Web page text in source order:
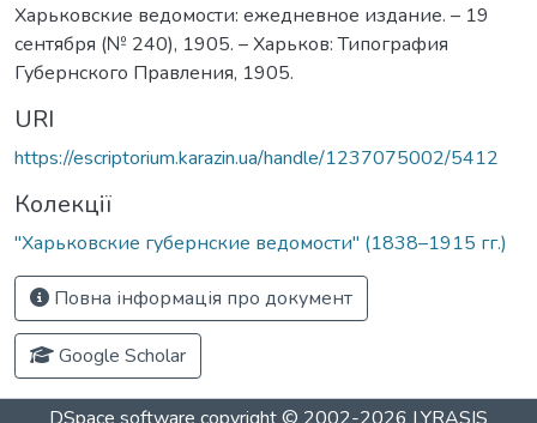
Харьковские ведомости: ежедневное издание. – 19
сентября (№ 240), 1905. – Харьков: Типография
Губернского Правления, 1905.
URI
https://escriptorium.karazin.ua/handle/1237075002/5412
Колекції
"Харьковские губернские ведомости" (1838–1915 гг.)
Повна інформація про документ
Google Scholar